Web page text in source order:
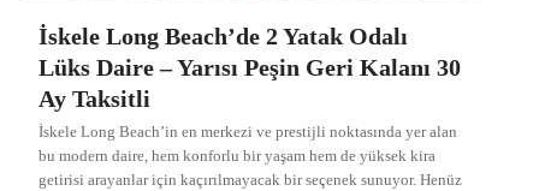
İskele Long Beach’de 2 Yatak Odalı
Lüks Daire – Yarısı Peşin Geri Kalanı 30
Ay Taksitli
İskele Long Beach’in en merkezi ve prestijli noktasında yer alan
bu modern daire, hem konforlu bir yaşam hem de yüksek kira
getirisi arayanlar için kaçırılmayacak bir seçenek sunuyor. Henüz